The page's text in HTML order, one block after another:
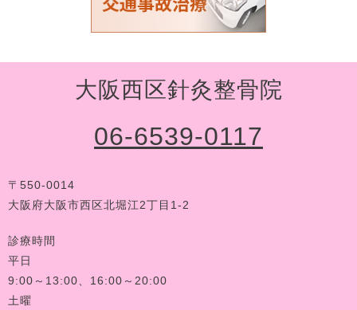
大阪西区針灸整骨院
06-6539-0117
〒550-0014
大阪府大阪市西区北堀江2丁目1-2
診療時間
平日
9:00～13:00、16:00～20:00
土曜